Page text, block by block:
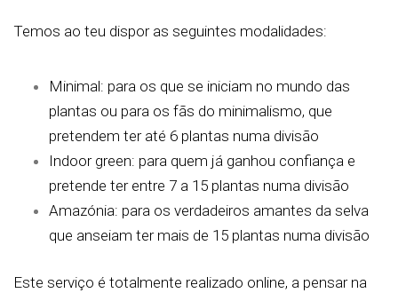
Temos ao teu dispor as seguintes modalidades:
Minimal: para os que se iniciam no mundo das
plantas ou para os fãs do minimalismo, que
pretendem ter até 6 plantas numa divisão
Indoor green: para quem já ganhou confiança e
pretende ter entre 7 a 15 plantas numa divisão
Amazónia: para os verdadeiros amantes da selva
que anseiam ter mais de 15 plantas numa divisão
Este serviço é totalmente realizado online, a pensar na